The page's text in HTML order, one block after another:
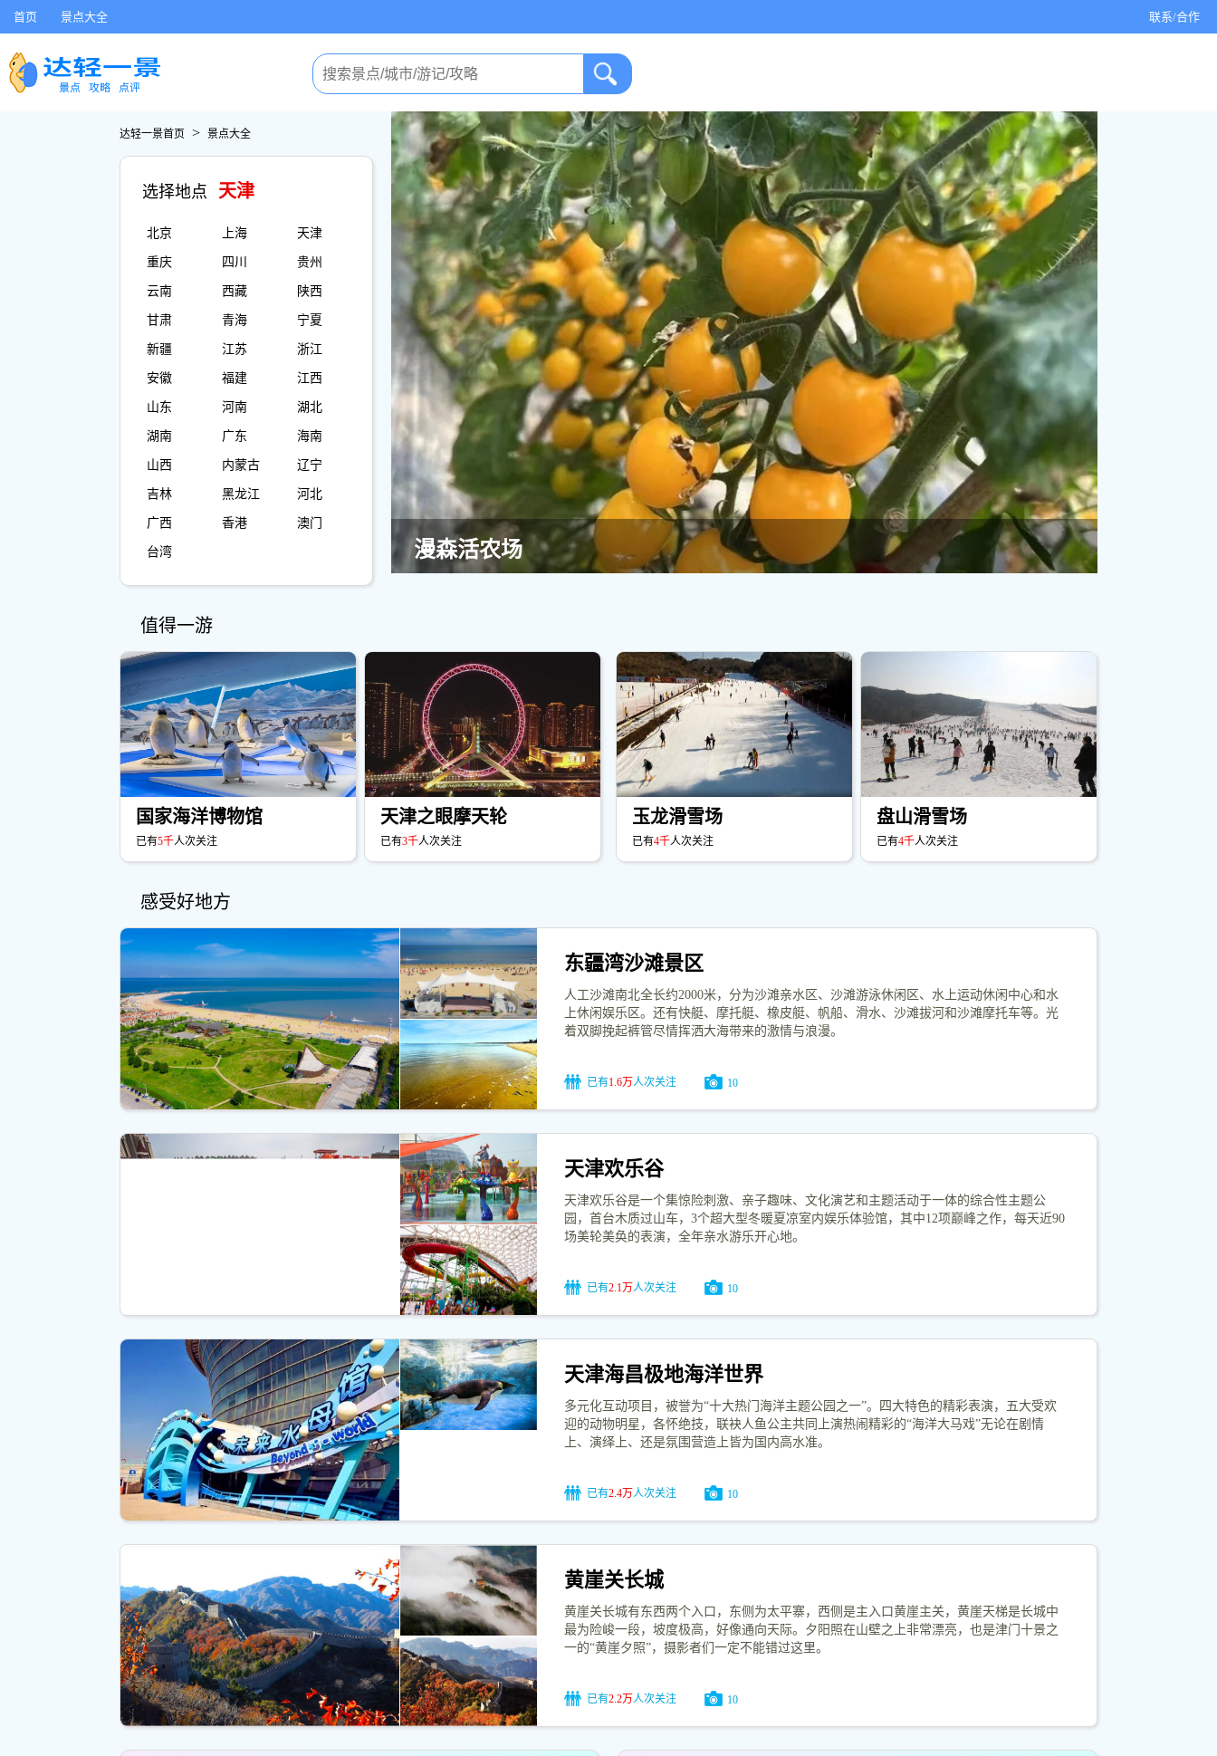
首页 景点大全 联系/合作
达轻一景首页 > 景点大全
选择地点 天津
北京 上海 天津
重庆 四川 贵州
云南 西藏 陕西
甘肃 青海 宁夏
新疆 江苏 浙江
安徽 福建 江西
山东 河南 湖北
湖南 广东 海南
山西 内蒙古 辽宁
吉林 黑龙江 河北
广西 香港 澳门
台湾 漫森活农场
值得一游
国家海洋博物馆
已有5千人次关注
天津之眼摩天轮
已有3千人次关注
玉龙滑雪场
已有4千人次关注
盘山滑雪场
已有4千人次关注
感受好地方
东疆湾沙滩景区
人工沙滩南北全长约2000米，分为沙滩亲水区、沙滩游泳休闲区、水上运动休闲中心和水
上休闲娱乐区。还有快艇、摩托艇、橡皮艇、帆船、滑水、沙滩拔河和沙滩摩托车等。光
着双脚挽起裤管尽情挥洒大海带来的激情与浪漫。
已有1.6万人次关注 10
天津欢乐谷
天津欢乐谷是一个集惊险刺激、亲子趣味、文化演艺和主题活动于一体的综合性主题公
园，首台木质过山车，3个超大型冬暖夏凉室内娱乐体验馆，其中12项巅峰之作，每天近90
场美轮美奂的表演，全年亲水游乐开心地。
已有2.1万人次关注 10
天津海昌极地海洋世界
多元化互动项目，被誉为“十大热门海洋主题公园之一”。四大特色的精彩表演，五大受欢
迎的动物明星，各怀绝技，联袂人鱼公主共同上演热闹精彩的“海洋大马戏”无论在剧情
上、演绎上、还是氛围营造上皆为国内高水准。
已有2.4万人次关注 10
黄崖关长城
黄崖关长城有东西两个入口，东侧为太平寨，西侧是主入口黄崖主关，黄崖天梯是长城中
最为险峻一段，坡度极高，好像通向天际。夕阳照在山壁之上非常漂亮，也是津门十景之
一的“黄崖夕照”，摄影者们一定不能错过这里。
已有2.2万人次关注 10